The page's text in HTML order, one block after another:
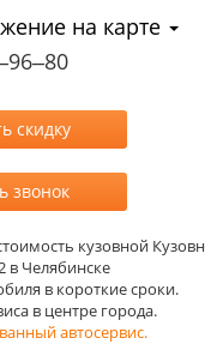
на карте
кузовной
в Челябинске
в короткие сроки.
в центре города.
автосервис.